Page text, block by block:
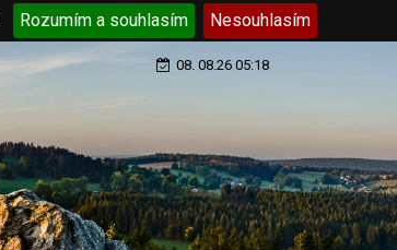
Rozumím a souhlasím Nesouhlasím
08. 08.26 05:18